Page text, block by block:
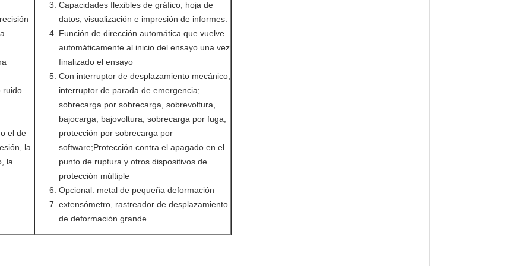
ruido
el de
la
la
Capacidades flexibles de gráfico, hoja de
datos, visualización e impresión de informes.
Función de dirección automática que vuelve
automáticamente al inicio del ensayo una vez
finalizado el ensayo
Con interruptor de desplazamiento mecánico;
interruptor de parada de emergencia;
sobrecarga por sobrecarga, sobrevoltura,
bajocarga, bajovoltura, sobrecarga por fuga;
protección por sobrecarga por
software;Protección contra el apagado en el
punto de ruptura y otros dispositivos de
protección múltiple
Opcional: metal de pequeña deformación
extensómetro, rastreador de desplazamiento
de deformación grande